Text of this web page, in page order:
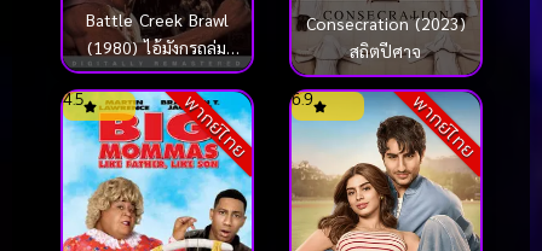
Battle Creek Brawl
(1980) ไอ้มังกรถล่ม
ปฐพี
Consecration (2023)
สถิตปีศาจ
พากย์ไทย
4.5 พากย์ไทย
6.9